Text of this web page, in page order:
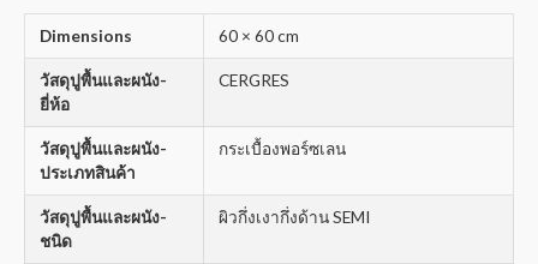
Dimensions 60 × 60 cm
วัสดุปูพื้นและผนัง-
ยี่ห้อ
CERGRES
วัสดุปูพื้นและผนัง-
ประเภทสินค้า
กระเบื้องพอร์ซเลน
วัสดุปูพื้นและผนัง-
ชนิด
ผิวกึ่งเงากึ่งด้าน SEMI